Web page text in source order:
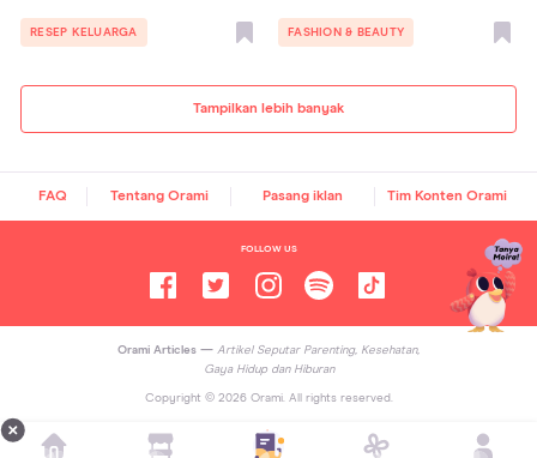
Tampilkan lebih banyak
RESEP KELUARGA FASHION & BEAUTY
FAQ Tentang Orami Pasang iklan Tim Konten Orami
FOLLOW US
Orami Articles — Artikel Seputar Parenting, Kesehatan,
Gaya Hidup dan Hiburan
Copyright © 2026Orami. All rights reserved.